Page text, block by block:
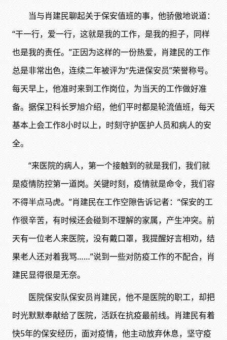
当与肖建民聊起关于保安值班的事，他骄傲地说道：
“干一行，爱一行，这就是我的工作，是我的担子，同样
也是我的责任。”正因为这样的一份热爱，肖建民的工作
总是非常出色，连续二年被评为“先进保安员”荣誉称号。
每天早上，他准时来到工作岗位，为当天的工作做好准
备。据保卫科长罗旭介绍，他们平时都是轮流值班，每天
基本上会工作8小时以上，时刻守护医护人员和病人的安
全。
“来医院的病人，第一个接触到的就是我们，我们就
是疫情防控第一道岗。关键时刻，疫情就是命令，我们容
不得半点马虎。”肖建民在工作空隙告诉记者：“保安的工
作很辛苦，有时候还会碰到不理解的家属，产生冲突。前
天有一位老人来医院，没有戴口罩，我提醒好言相劝，结
果老人还对着我骂……”说到一些对防疫工作的不配合，肖
建民显得很是无奈。
医院保安队保安员肖建民，他不是医院的职工，却把
时光默默奉献给了医院，活跃在抗疫最前线。肖建民有着
快5年的保安经历，面对疫情，他主动放弃休息，坚守疫